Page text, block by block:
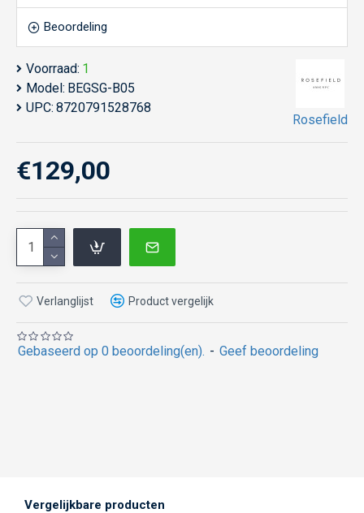
Beoordeling
Voorraad: 1
Model: BEGSG-B05
UPC: 8720791528768
Rosefield
Gebaseerd op 0 beoordeling(en). - Geef beoordeling
€129,00
Verlanglijst Product vergelijk
Vergelijkbare producten